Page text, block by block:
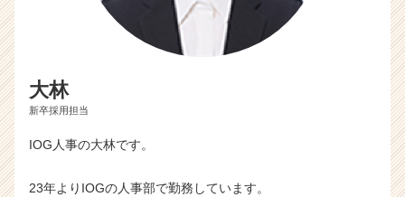
大林
新卒採用担当
IOG人事の大林です。
23年よりIOGの人事部で勤務しています。